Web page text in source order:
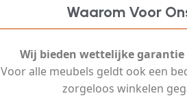
Waarom Voor
Wij bieden wettelijke
Voor alle meubels geldt ook een
zorgeloos winkelen